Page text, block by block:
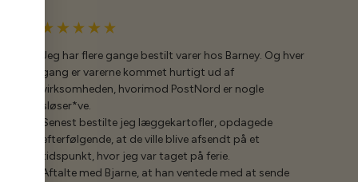
Jeg har flere gange bestilt varer hos Barney. Og hver
gang er varerne kommet hurtigt ud af
virksomheden, hvorimod PostNord er nogle
sløser*ve.
Senest bestilte jeg læggekartofler, opdagede
efterfølgende, at de ville blive afsendt på et
tidspunkt, hvor jeg var taget på ferie.
Aftalte med Bjarne, at han ventede med at sende